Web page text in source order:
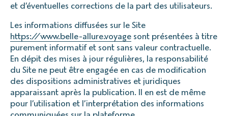
et d’éventuelles corrections de la part des utilisateurs.
Les informations diffusées sur le Site
https://www.belle-allure.voyage sont présentées à titre
purement informatif et sont sans valeur contractuelle.
En dépit des mises à jour régulières, la responsabilité
du Site ne peut être engagée en cas de modification
des dispositions administratives et juridiques
apparaissant après la publication. Il en est de même
pour l’utilisation et l’interprétation des informations